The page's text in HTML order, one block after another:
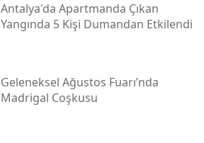
Antalya'da Apartmanda Çıkan
Yangında 5 Kişi Dumandan Etkilendi
Geleneksel Ağustos Fuarı’nda
Madrigal Coşkusu